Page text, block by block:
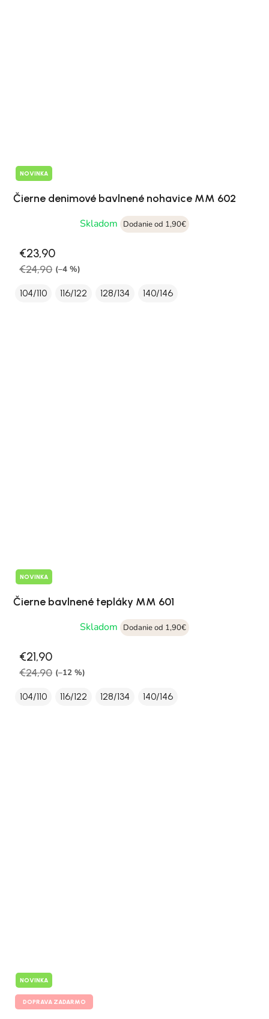
NOVINKA
Čierne denimové bavlnené nohavice MM 602
Skladom
Dodanie od 1,90€
€23,90
€24,90 (–4 %)
104/110 116/122 128/134 140/146
NOVINKA
Čierne bavlnené tepláky MM 601
Skladom
Dodanie od 1,90€
€21,90
€24,90 (–12 %)
104/110 116/122 128/134 140/146
NOVINKA
DOPRAVA ZADARMO